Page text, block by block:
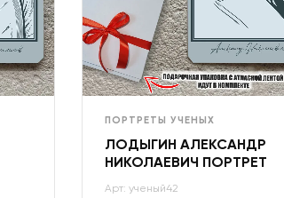
ПОРТРЕТЫ УЧЕНЫХ
ЛОДЫГИН АЛЕКСАНДР
НИКОЛАЕВИЧ ПОРТРЕТ
Арт: ученый42